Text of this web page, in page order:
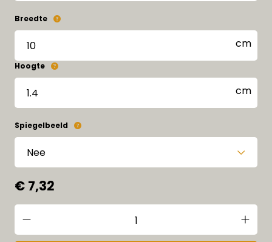
Breedte
Hoogte
Spiegelbeeld
€ 7,32